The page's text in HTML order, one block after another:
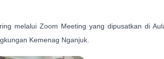
melalui Zoom Meeting yang dipusatkan di
Kemenag Nganjuk.